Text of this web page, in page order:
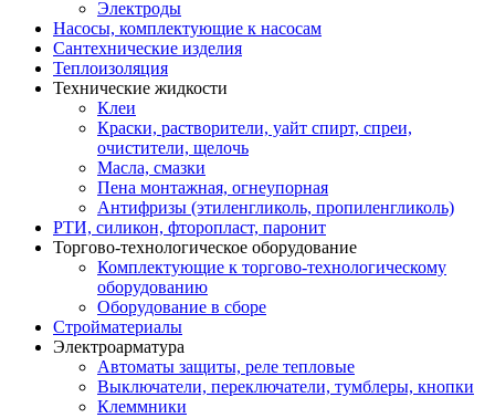
Электроды
Насосы, комплектующие к насосам
Сантехнические изделия
Теплоизоляция
Технические жидкости
Клеи
Краски, растворители, уайт спирт, спреи,
очистители, щелочь
Масла, смазки
Пена монтажная, огнеупорная
Антифризы (этиленгликоль, пропиленгликоль)
РТИ, силикон, фторопласт, паронит
Торгово-технологическое оборудование
Комплектующие к торгово-технологическому
оборудованию
Оборудование в сборе
Стройматериалы
Электроарматура
Автоматы защиты, реле тепловые
Выключатели, переключатели, тумблеры, кнопки
Клеммники